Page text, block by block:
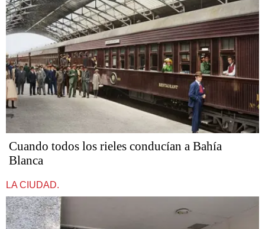
Cuando todos los rieles conducían a Bahía
Blanca
LA CIUDAD.